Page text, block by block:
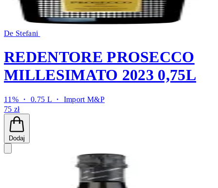
De Stefani
REDENTORE PROSECCO
MILLESIMATO 2023 0,75L
11% ・ 0.75 L ・ Import M&P
75 zł
Dodaj